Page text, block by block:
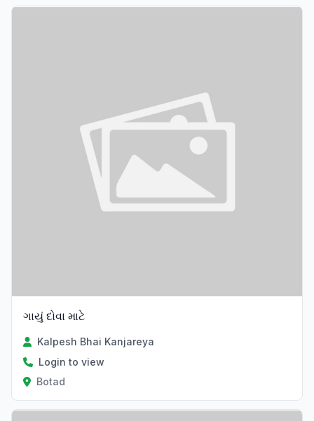
ગાયું દોવા માટે
Kalpesh Bhai Kanjareya
Login to view
Botad